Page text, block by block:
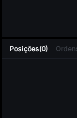
Posições(0)